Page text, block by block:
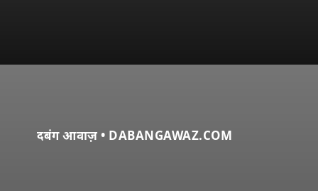
दबंग आवाज़ • DABANGAWAZ.COM